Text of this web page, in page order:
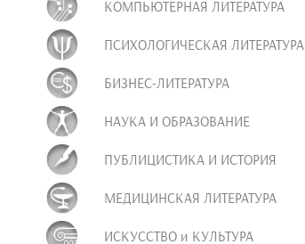
КОМПЬЮТЕРНАЯ ЛИТЕРАТУРА
ПСИХОЛОГИЧЕСКАЯ ЛИТЕРАТУРА
БИЗНЕС-ЛИТЕРАТУРА
НАУКА И ОБРАЗОВАНИЕ
ПУБЛИЦИСТИКА И ИСТОРИЯ
МЕДИЦИНСКАЯ ЛИТЕРАТУРА
ИСКУССТВО и КУЛЬТУРА